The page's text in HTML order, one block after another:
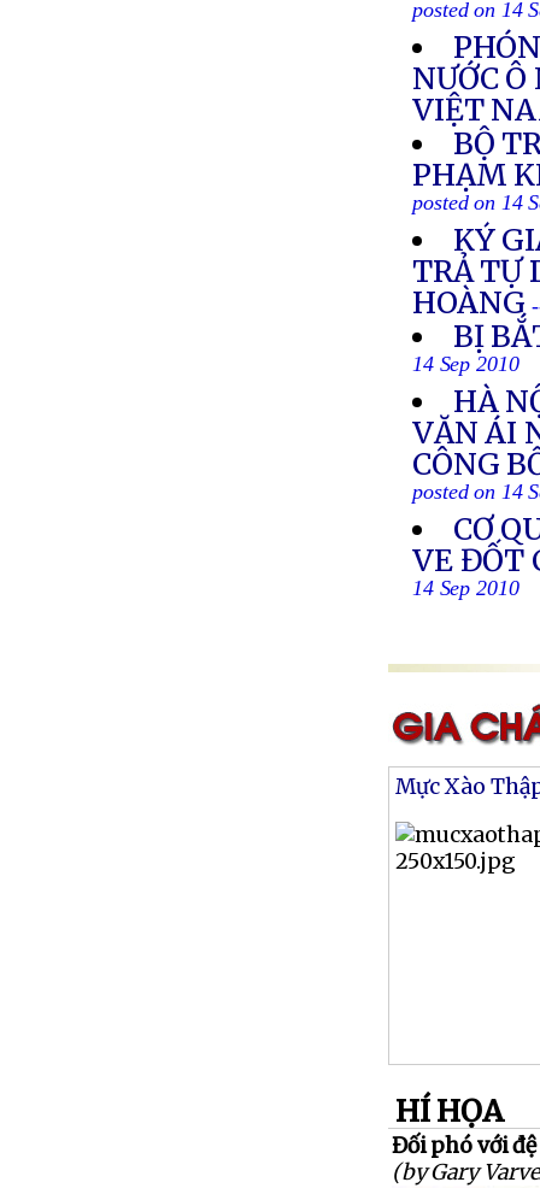
posted on 14
NƯỚC
VIỆT
BỘ
PHẠM
posted on 14
KÝ
TRẢ TỰ
HOÀNG
BỊ
14 Sep 2010
HÀ
VĂN ÁI
CÔNG
posted on 14
CƠ
VE ĐỐT
14 Sep 2010
Mực Xào
HÍ HỌA
Đối phó với
(by Gary